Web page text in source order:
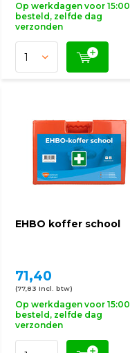
Op werkdagen voor 15:00
besteld, zelfde dag
verzonden
EHBO koffer school
71,40
(77,83 Incl. btw)
Op werkdagen voor 15:00
besteld, zelfde dag
verzonden